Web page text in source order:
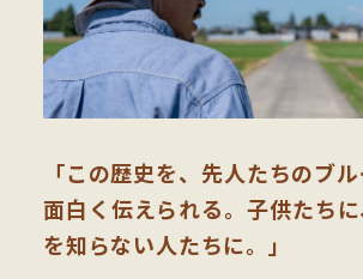
「この歴史を、先人たちのブ
面白く伝えられる。子供たち
を知らない人たちに。」